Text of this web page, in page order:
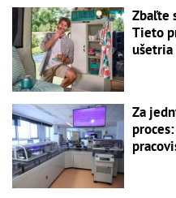
Zbaľte
Tieto
ušetria
Za